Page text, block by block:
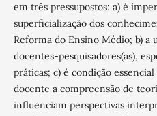
em três pressupostos: a) é
superficialização dos
Reforma do Ensino Médio; b) a
docentes-pesquisadores(as),
práticas; c) é condição
docente a compreensão de
influenciam perspectivas